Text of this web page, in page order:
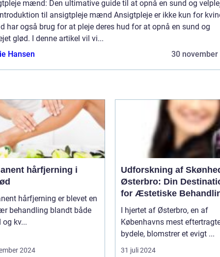
mænd: Den ultimative guide til at opnå en sund og
til ansigtpleje mænd Ansigtpleje er ikke kun for
har også brug for at pleje deres hud for at opnå en sund og
glød. I denne artikel vil vi...
Hansen
30 november
hårfjerning i
hårfjerning er blevet en
behandling blandt både
kv...
2024
Udforskning af
Østerbro: Din
for Æstetiske
I hjertet af Østerbro, en af
Københavns mest
bydele, blomstrer et evigt ...
31 juli 2024